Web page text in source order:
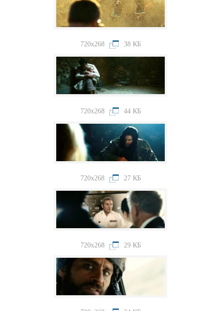
720x268 38 КБ
720x268 44 КБ
720x268 27 КБ
720x268 29 КБ